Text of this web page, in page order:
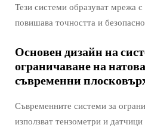
Тези системи образуват мрежа
повишава точността и
Основен дизайн на
ограничаване на
съвременни
Съвременните системи за
използват тензометри и